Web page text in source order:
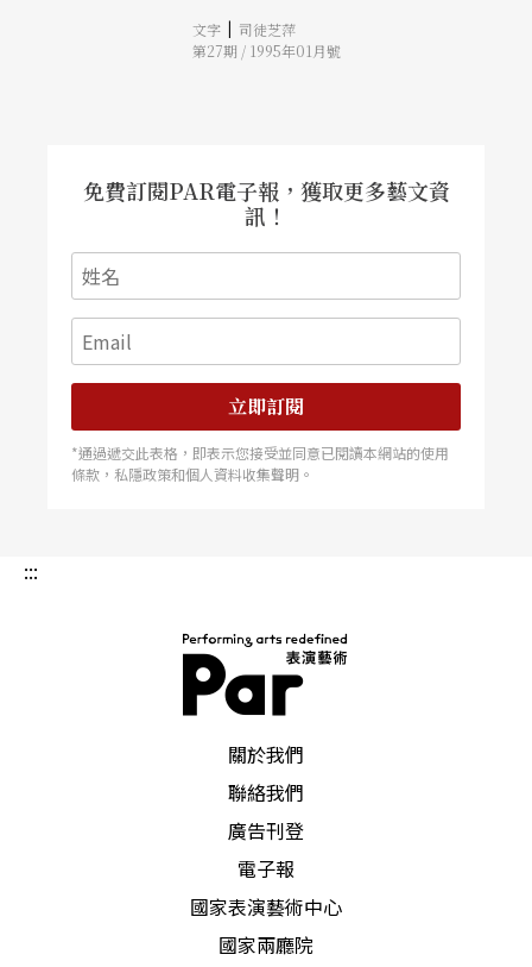
營」是戲劇課程正式踏入國民敎育體制的第一步。
文字 | 司徒芝萍
第27期 / 1995年01月號
免費訂閱PAR電子報，獲取更多藝文資
訊！
立即訂閱
*通過遞交此表格，即表示您接受並同意已閱讀本網站的使用
條款，私隱政策和個人資料收集聲明。
:::
關於我們
聯絡我們
廣告刊登
電子報
國家表演藝術中心
國家兩廳院